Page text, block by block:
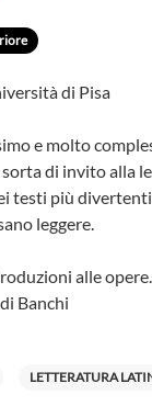
di Pisa
e molto
di invito alla
testi più divertenti
leggere.
alle opere.
Banchi
LETTERATURA